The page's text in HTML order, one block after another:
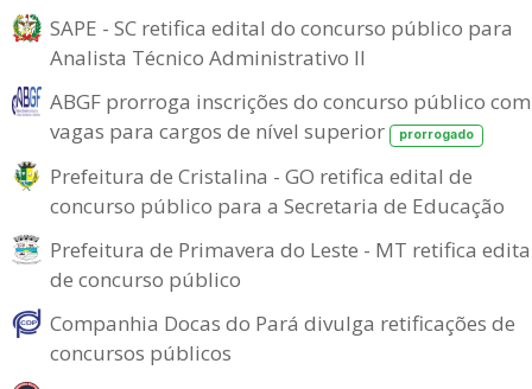
SAPE - SC retifica edital do concurso público para
Analista Técnico Administrativo II
ABGF prorroga inscrições do concurso público com
vagas para cargos de nível superior
prorrogado
Prefeitura de Cristalina - GO retifica edital de
concurso público para a Secretaria de Educação
Prefeitura de Primavera do Leste - MT retifica
de concurso público
Companhia Docas do Pará divulga retificações de
concursos públicos